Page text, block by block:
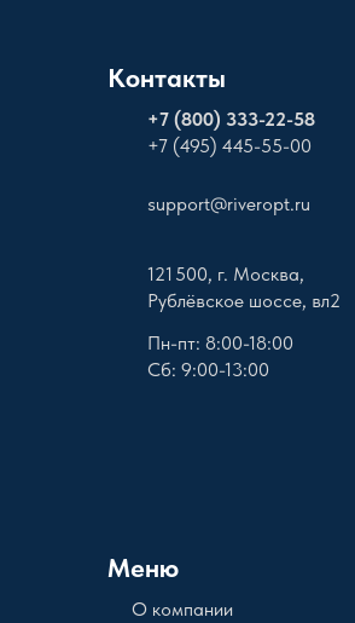
Контакты
+7 (800) 333-22-58
+7 (495) 445-55-00
support@riveropt.ru
Меню
121 500, г. Москва,
Рублёвское шоссе, вл2
О компании
Пн-пт: 8:00-18:00
Сб: 9:00-13:00